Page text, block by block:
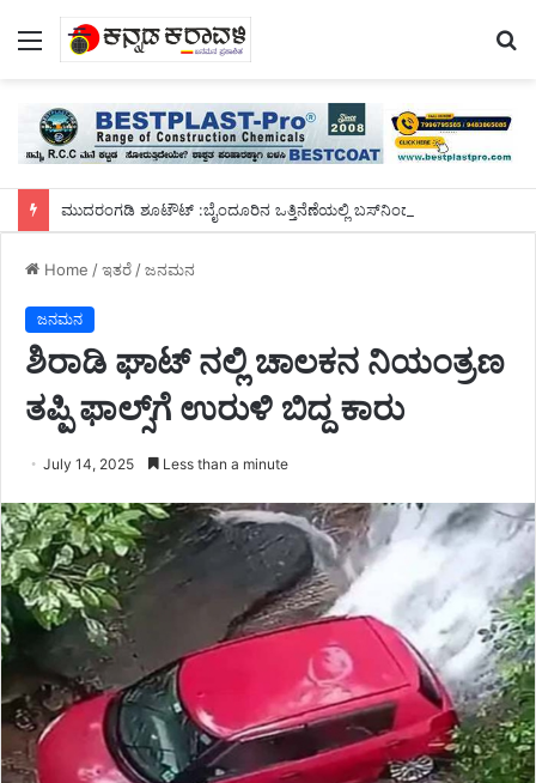
Menu
Home /ಇತರೆ/ಜನಮನ
ಜನಮನ
ಶಿರಾಡಿ ಘಾಟ್ ನಲ್ಲಿ ಚಾಲಕನ ನಿಯಂತ್ರಣ
ತಪ್ಪಿ ಫಾಲ್ಸ್‌ಗೆ ಉರುಳಿ ಬಿದ್ದ ಕಾರು
July 14, 2025 Less than a minute